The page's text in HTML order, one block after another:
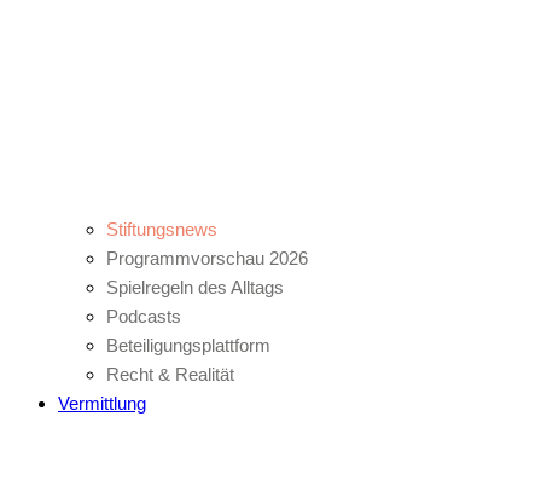
Stiftungsnews
Programmvorschau 2026
Spielregeln des Alltags
Podcasts
Beteiligungsplattform
Recht & Realität
Vermittlung